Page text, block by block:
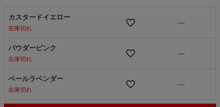
カスタードイエロー
在庫切れ
—
パウダーピンク
在庫切れ
—
ペールラベンダー
在庫切れ
—